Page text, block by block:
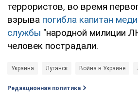
террористов, во время
взрыва погибла капитан
службы "народной милиции
человек пострадали.
Украина Луганск Война в Украине
Редакционная политика